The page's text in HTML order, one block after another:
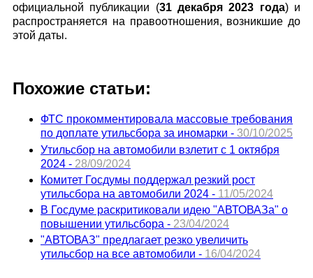
официальной публикации (31 декабря 2023 года) и
распространяется на правоотношения, возникшие до
этой даты.
Похожие статьи:
ФТС прокомментировала массовые требования
по доплате утильсбора за иномарки - 30/10/2025
Утильсбор на автомобили взлетит с 1 октября
2024 - 28/09/2024
Комитет Госдумы поддержал резкий рост
утильсбора на автомобили 2024 - 11/05/2024
В Госдуме раскритиковали идею "АВТОВАЗа" о
повышении утильсбора - 23/04/2024
"АВТОВАЗ" предлагает резко увеличить
утильсбор на все автомобили - 16/04/2024